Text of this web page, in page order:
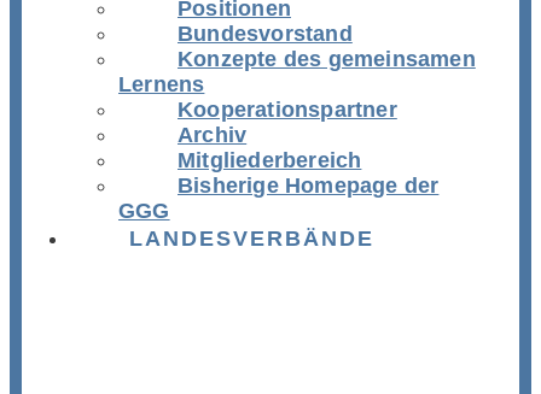
Positionen
Bundesvorstand
Konzepte des gemeinsamen
Lernens
Kooperationspartner
Archiv
Mitgliederbereich
Bisherige Homepage der
GGG
LANDESVERBÄNDE